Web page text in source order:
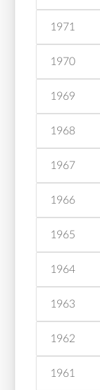
1971
1970
1969
1968
1967
1966
1965
1964
1963
1962
1961